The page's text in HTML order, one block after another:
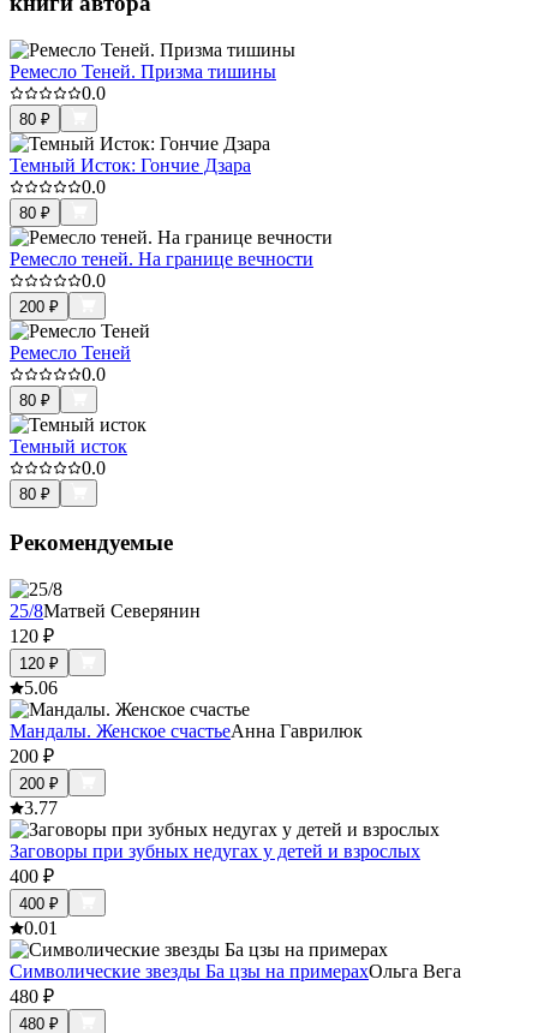
Ремесло Теней. Призма тишины
0.0
80 ₽
Темный Исток: Гончие Дзара
0.0
80 ₽
Ремесло теней. На границе вечности
0.0
200 ₽
Ремесло Теней
0.0
80 ₽
Темный исток
0.0
80 ₽
Рекомендуемые
25/8Матвей Северянин
120 ₽
120 ₽
5.06
Мандалы. Женское счастьеАнна Гаврилюк
200 ₽
200 ₽
3.77
Заговоры при зубных недугах у детей и взрослых
400 ₽
400 ₽
0.01
Символические звезды Ба цзы на примерахОльга Вега
480 ₽
480 ₽